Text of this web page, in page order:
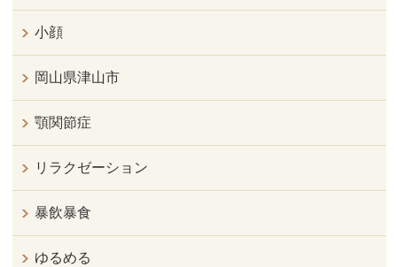
小顔
岡山県津山市
顎関節症
リラクゼーション
暴飲暴食
ゆるめる